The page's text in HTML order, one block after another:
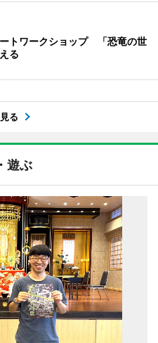
トワークショップ 「恐竜の世
る
る
遊ぶ